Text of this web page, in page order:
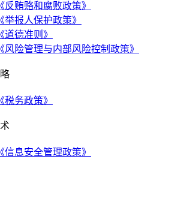
《反贿赂和腐败政策》
《举报人保护政策》
《道德准则》
《风险管理与内部风险控制政策》
《税务政策》
《信息安全管理政策》